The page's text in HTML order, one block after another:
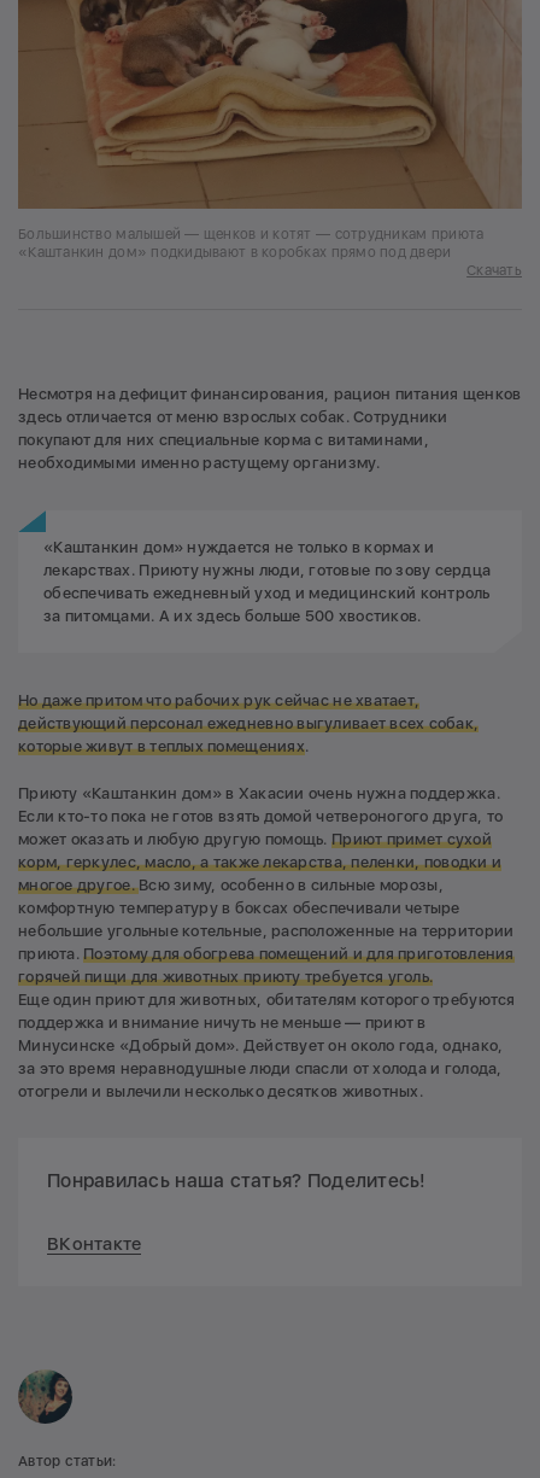
Большинство малышей — щенков и котят — сотрудникам приюта
«Каштанкин дом» подкидывают в коробках прямо под двери
Скачать
Несмотря на дефицит финансирования, рацион питания щенков
здесь отличается от меню взрослых собак. Сотрудники
покупают для них специальные корма с витаминами,
необходимыми именно растущему организму.
«Каштанкин дом» нуждается не только в кормах и
лекарствах. Приюту нужны люди, готовые по зову сердца
обеспечивать ежедневный уход и медицинский контроль
за питомцами. А их здесь больше 500 хвостиков.
Но даже притом что рабочих рук сейчас не хватает,
действующий персонал ежедневно выгуливает всех собак,
которые живут в теплых помещениях.
Приюту «Каштанкин дом» в Хакасии очень нужна поддержка.
Если кто-то пока не готов взять домой четвероногого друга, то
может оказать и любую другую помощь. Приют примет сухой
корм, геркулес, масло, а также лекарства, пеленки, поводки и
многое другое.Всю зиму, особенно в сильные морозы,
комфортную температуру в боксах обеспечивали четыре
небольшие угольные котельные, расположенные на территории
приюта.Поэтому для обогрева помещений и для приготовления
горячей пищи для животных приюту требуется уголь.
Еще один приют для животных, обитателям которого требуются
поддержка и внимание ничуть не меньше — приют в
Минусинске «Добрый дом». Действует он около года, однако,
за это время неравнодушные люди спасли от холода и голода,
отогрели и вылечили несколько десятков животных.
Понравилась наша статья? Поделитесь!
ВКонтакте
Автор статьи: